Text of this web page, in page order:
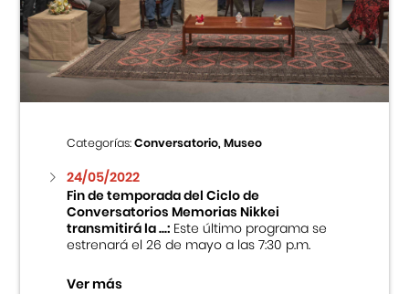
Categorías:Conversatorio, Museo
24/05/2022
Fin de temporada del Ciclo de
Conversatorios Memorias Nikkei
transmitirá la ...:Este último programa se
estrenará el 26 de mayo a las 7:30 p.m.
Ver más